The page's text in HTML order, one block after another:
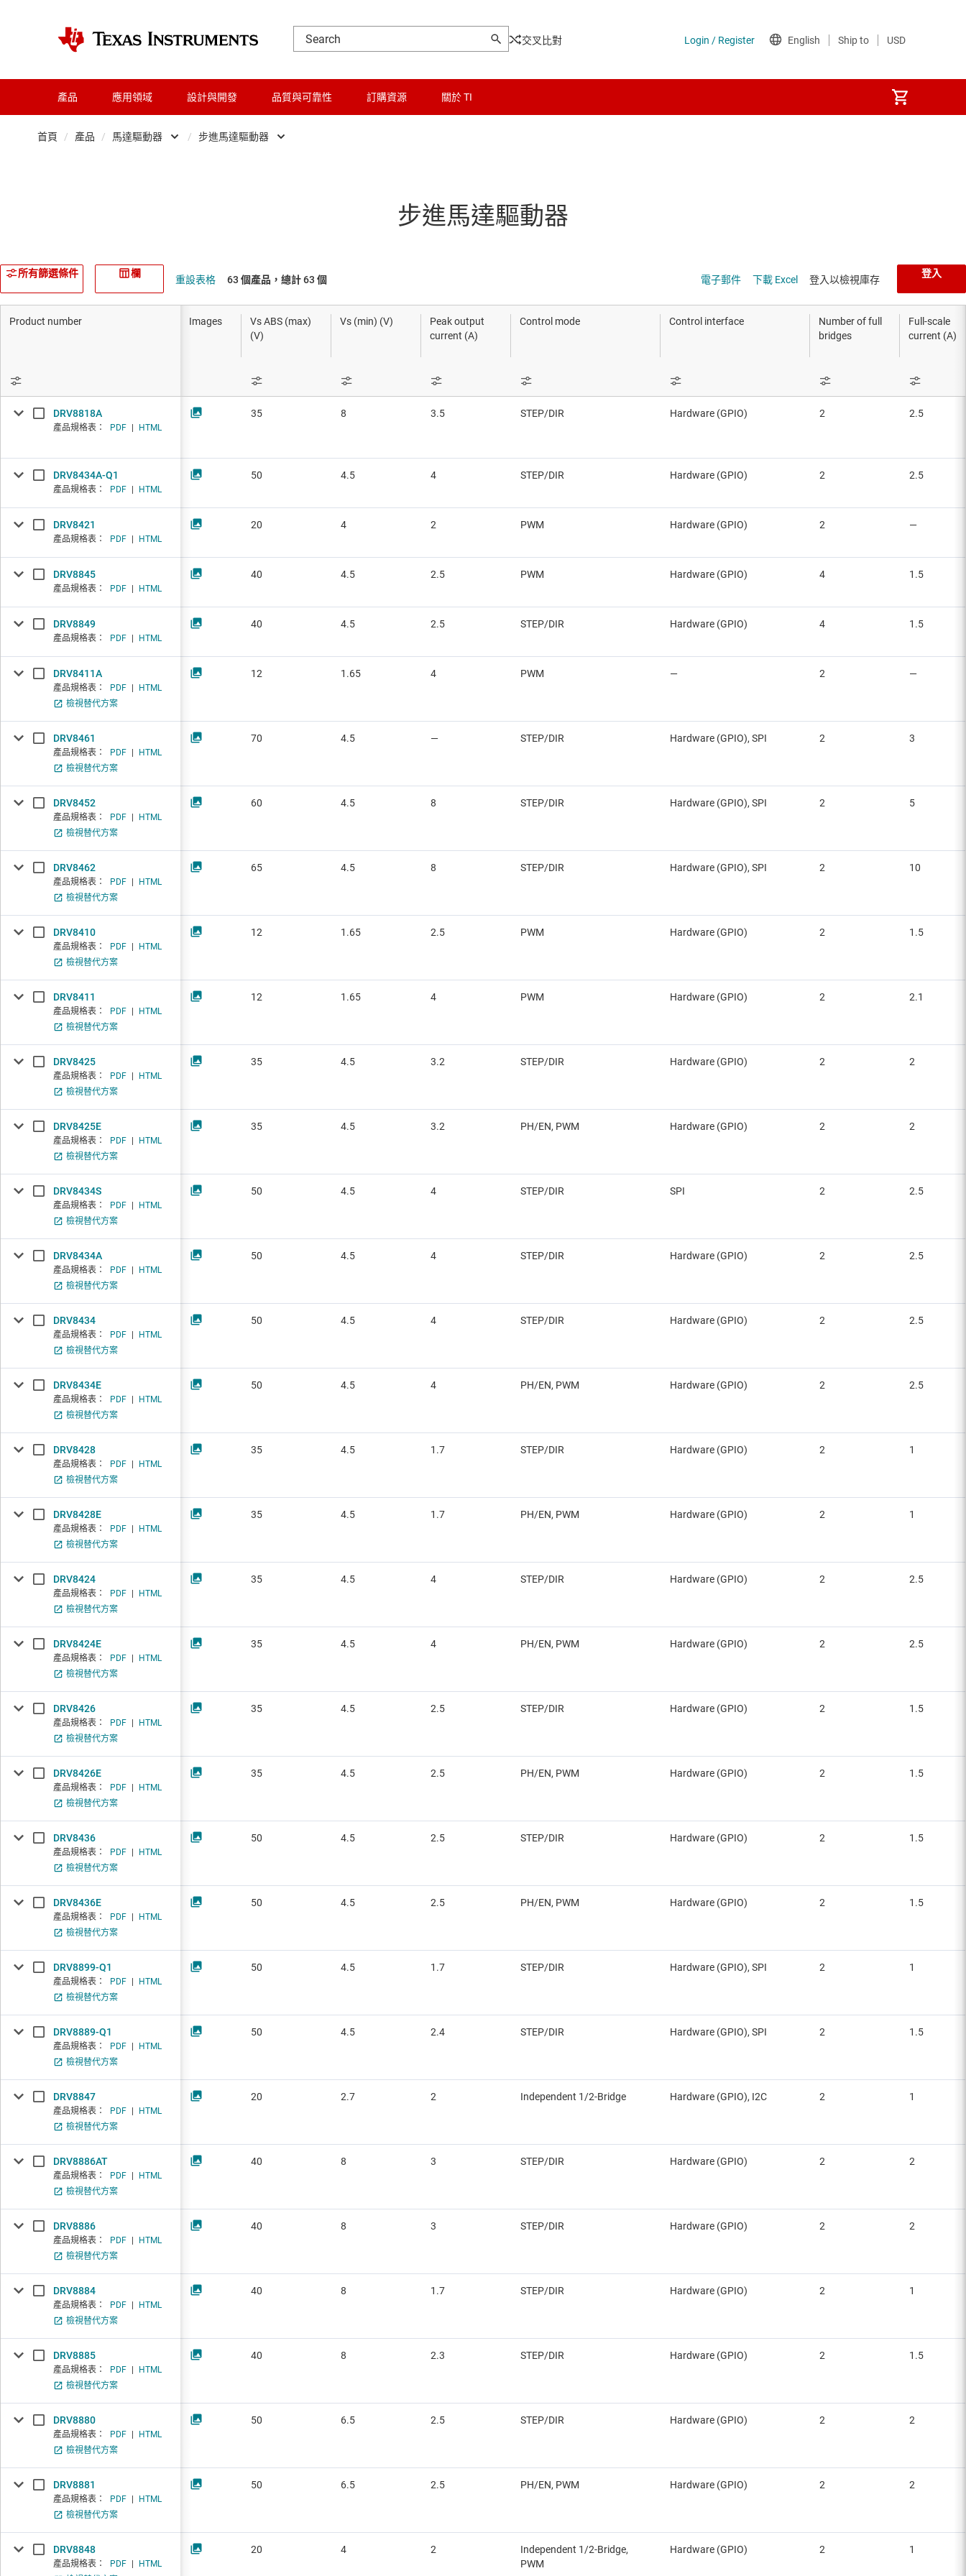
交叉比對
產品 應用領域 設計與開發 品質與可靠性 訂購資源 關於 TI
首頁 / 產品 / 馬達驅動器
DLP 產品 感測器
交換器與多工器
/ 步進馬達驅動器
低壓側驅動器
步進馬達驅動器
所有篩選條件 欄
重設表格 63 個產品，總計 63 個 電子郵件 下載 Excel 登入以檢視庫存
登入
Product number
Peak output
current (A)
Control mode Control interface
Number of full
bridges
Full-scale
current (A)
Images
Vs ABS (max)
(V)
Vs (min) (V)
DRV8818A
產品規格表： PDF HTML
DRV8434A-Q1
產品規格表： PDF HTML
DRV8421
產品規格表： PDF HTML
DRV8845
產品規格表： PDF HTML
DRV8849
產品規格表： PDF HTML
DRV8411A
產品規格表： PDF
HTML
檢視替代方案
DRV8461
產品規格表： PDF
HTML
檢視替代方案
DRV8452
產品規格表： PDF
HTML
檢視替代方案
DRV8462
產品規格表： PDF
HTML
檢視替代方案
DRV8410
產品規格表： PDF
HTML
檢視替代方案
DRV8411
產品規格表： PDF
HTML
檢視替代方案
DRV8425
產品規格表： PDF
HTML
檢視替代方案
DRV8425E
產品規格表： PDF
HTML
檢視替代方案
DRV8434S
產品規格表： PDF
HTML
檢視替代方案
DRV8434A
產品規格表： PDF
HTML
檢視替代方案
DRV8434
產品規格表： PDF
HTML
檢視替代方案
DRV8434E
產品規格表： PDF
HTML
檢視替代方案
DRV8428
產品規格表： PDF
HTML
檢視替代方案
DRV8428E
產品規格表： PDF
HTML
檢視替代方案
DRV8424
產品規格表： PDF
HTML
檢視替代方案
DRV8424E
產品規格表： PDF
HTML
檢視替代方案
DRV8426
產品規格表： PDF
HTML
檢視替代方案
DRV8426E
產品規格表： PDF
HTML
檢視替代方案
DRV8436
產品規格表： PDF
HTML
檢視替代方案
DRV8436E
產品規格表： PDF
HTML
檢視替代方案
DRV8899-Q1
產品規格表： PDF
HTML
檢視替代方案
DRV8889-Q1
產品規格表： PDF
HTML
檢視替代方案
DRV8847
產品規格表： PDF
HTML
檢視替代方案
DRV8886AT
產品規格表： PDF
HTML
檢視替代方案
DRV8886
產品規格表： PDF
HTML
檢視替代方案
DRV8884
產品規格表： PDF
HTML
檢視替代方案
DRV8885
產品規格表： PDF
HTML
檢視替代方案
DRV8880
產品規格表： PDF
HTML
檢視替代方案
DRV8881
產品規格表： PDF
HTML
檢視替代方案
DRV8848
產品規格表： PDF
HTML
35 8 3.5 STEP/DIR Hardware (GPIO) 2 2.5
50 4.5 4 STEP/DIR Hardware (GPIO) 2 2.5
20 4 2 PWM Hardware (GPIO) 2 —
40 4.5 2.5 PWM Hardware (GPIO) 4 1.5
40 4.5 2.5 STEP/DIR Hardware (GPIO) 4 1.5
12 1.65 4 PWM — 2 —
70 4.5 — STEP/DIR Hardware (GPIO), SPI 2 3
60 4.5 8 STEP/DIR Hardware (GPIO), SPI 2 5
65 4.5 8 STEP/DIR Hardware (GPIO), SPI 2 10
12 1.65 2.5 PWM Hardware (GPIO) 2 1.5
12 1.65 4 PWM Hardware (GPIO) 2 2.1
35 4.5 3.2 STEP/DIR Hardware (GPIO) 2 2
35 4.5 3.2 PH/EN, PWM Hardware (GPIO) 2 2
50 4.5 4 STEP/DIR SPI 2 2.5
50 4.5 4 STEP/DIR Hardware (GPIO) 2 2.5
50 4.5 4 STEP/DIR Hardware (GPIO) 2 2.5
50 4.5 4 PH/EN, PWM Hardware (GPIO) 2 2.5
35 4.5 1.7 STEP/DIR Hardware (GPIO) 2 1
35 4.5 1.7 PH/EN, PWM Hardware (GPIO) 2 1
35 4.5 4 STEP/DIR Hardware (GPIO) 2 2.5
35 4.5 4 PH/EN, PWM Hardware (GPIO) 2 2.5
35 4.5 2.5 STEP/DIR Hardware (GPIO) 2 1.5
35 4.5 2.5 PH/EN, PWM Hardware (GPIO) 2 1.5
50 4.5 2.5 STEP/DIR Hardware (GPIO) 2 1.5
50 4.5 2.5 PH/EN, PWM Hardware (GPIO) 2 1.5
50 4.5 1.7 STEP/DIR Hardware (GPIO), SPI 2 1
50 4.5 2.4 STEP/DIR Hardware (GPIO), SPI 2 1.5
20 2.7 2 Independent 1/2-Bridge Hardware (GPIO), I2C 2 1
40 8 3 STEP/DIR Hardware (GPIO) 2 2
40 8 3 STEP/DIR Hardware (GPIO) 2 2
40 8 1.7 STEP/DIR Hardware (GPIO) 2 1
40 8 2.3 STEP/DIR Hardware (GPIO) 2 1.5
50 6.5 2.5 STEP/DIR Hardware (GPIO) 2 2
50 6.5 2.5 PH/EN, PWM Hardware (GPIO) 2 2
20 4 2
Independent 1/2-Bridge,
PWM
Hardware (GPIO) 2 1